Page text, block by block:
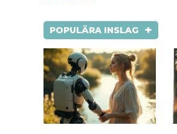
POPULÄRA INSLAG +